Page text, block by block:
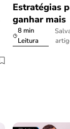
Estratégias
ganhar mais
8 min
Leitura